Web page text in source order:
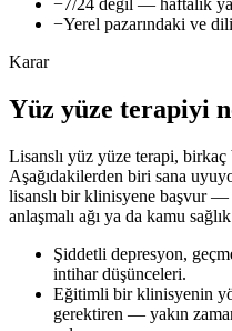
−7/24 değil — haftalık
−Yerel pazarındaki ve
Karar
Yüz yüze terapiyi
Lisanslı yüz yüze terapi,
Aşağıdakilerden biri sana
lisanslı bir klinisyene başvur —
anlaşmalı ağı ya da kamu
Şiddetli depresyon,
intihar düşünceleri.
Eğitimli bir klinisyenin
gerektiren — yakın